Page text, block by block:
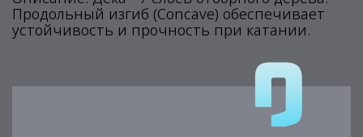
Продольный изгиб (Concave) обеспечивает
устойчивость и прочность при катании.